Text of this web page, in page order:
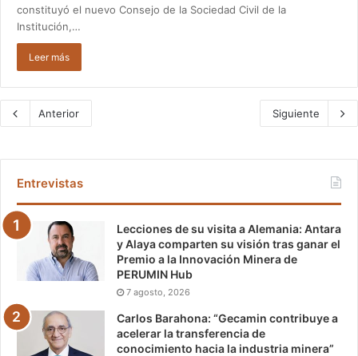
constituyó el nuevo Consejo de la Sociedad Civil de la
Institución,…
Leer más
Anterior Siguiente
Entrevistas
Lecciones de su visita a Alemania: Antara
y Alaya comparten su visión tras ganar el
Premio a la Innovación Minera de
PERUMIN Hub
7 agosto, 2026
Carlos Barahona: “Gecamin contribuye a
acelerar la transferencia de
conocimiento hacia la industria minera”